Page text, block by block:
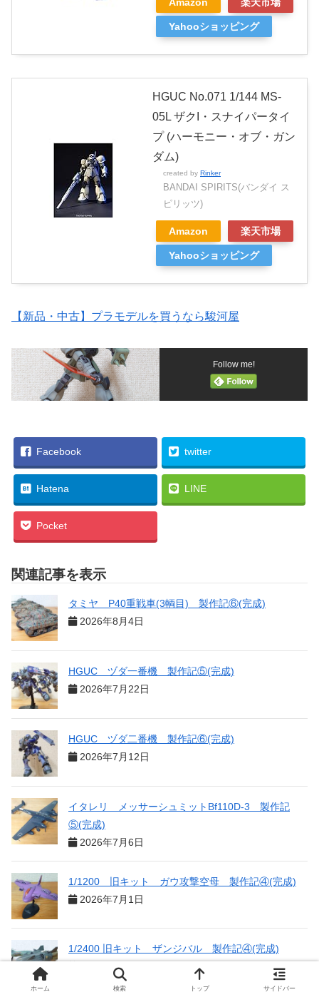
Yahooショッピング
HGUC No.071 1/144 MS-
05L ザクI・スナイパータイ
プ (ハーモニー・オブ・ガン
ダム)
created by Rinker
BANDAI SPIRITS(バンダイ ス
ピリッツ)
Amazon 楽天市場
Yahooショッピング
【新品・中古】プラモデルを買うなら駿河屋
Follow me!
Facebook twitter
Hatena LINE
Pocket
関連記事を表示
タミヤ P40重戦車(3輌目) 製作記⑥(完成)
2026年8月4日
HGUC ヅダ一番機 製作記⑤(完成)
2026年7月22日
HGUC ヅダ二番機 製作記⑥(完成)
2026年7月12日
イタレリ メッサーシュミットBf110D-3 製作記
⑤(完成)
2026年7月6日
1/1200 旧キット ガウ攻撃空母 製作記④(完成)
2026年7月1日
1/2400 旧キット ザンジバル 製作記④(完成)
2026年6月27日
ホーム 検索 トップ サイドバー